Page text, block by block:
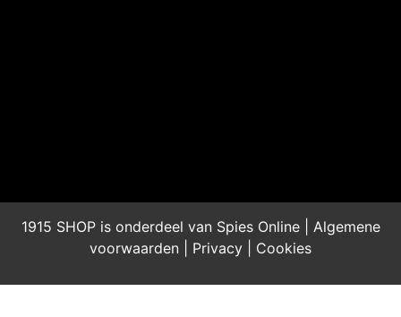
1915 SHOP is onderdeel van Spies Online | Algemene
voorwaarden
Privacy Cookies